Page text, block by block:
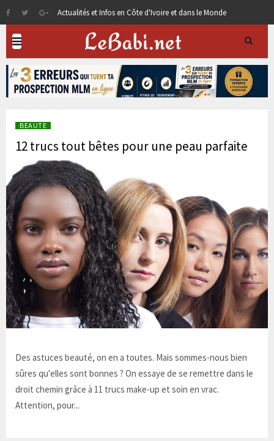
Actualités et Infos en Côte d'Ivoire et dans le Monde
BEAUTE
12 trucs tout bêtes pour une peau parfaite
Des astuces beauté, on en a toutes. Mais sommes-nous bien
sûres qu'elles sont bonnes ? On essaye de se remettre dans le
droit chemin grâce à 11 trucs make-up et soin en vrac.
Attention, pour...